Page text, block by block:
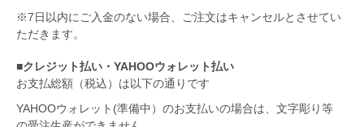
※7日以内にご入金のない場合、ご注文はキャンセルとさせてい
ただきます。
■クレジット払い・YAHOOウォレット払い
お支払総額（税込）は以下の通りです
YAHOOウォレット(準備中）のお支払いの場合は、文字彫り等